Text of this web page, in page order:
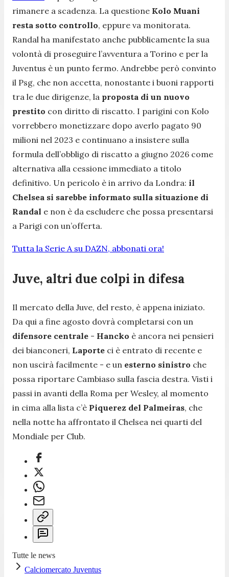
rimanere a scadenza. La questione Kolo Muani
resta sotto controllo, eppure va monitorata.
Randal ha manifestato anche pubblicamente la sua
volontà di proseguire l’avventura a Torino e per la
Juventus è un punto fermo. Andrebbe però convinto
il Psg, che non accetta, nonostante i buoni rapporti
tra le due dirigenze, la proposta di un nuovo
prestito con diritto di riscatto. I parigini con Kolo
vorrebbero monetizzare dopo averlo pagato 90
milioni nel 2023 e continuano a insistere sulla
formula dell’obbligo di riscatto a giugno 2026 come
alternativa alla cessione immediato a titolo
definitivo. Un pericolo è in arrivo da Londra: il
Chelsea si sarebbe informato sulla situazione di
Randal e non è da escludere che possa presentarsi
a Parigi con un’offerta.
Tutta la Serie A su DAZN, abbonati ora!
Juve, altri due colpi in difesa
Il mercato della Juve, del resto, è appena iniziato.
Da qui a fine agosto dovrà completarsi con un
difensore centrale - Hancko è ancora nei pensieri
dei bianconeri, Laporte ci è entrato di recente e
non uscirà facilmente - e un esterno sinistro che
possa riportare Cambiaso sulla fascia destra. Visti i
passi in avanti della Roma per Wesley, al momento
in cima alla lista c’è Piquerez del Palmeiras, che
nella notte ha affrontato il Chelsea nei quarti del
Mondiale per Club.
Tutte le news
Calciomercato Juventus